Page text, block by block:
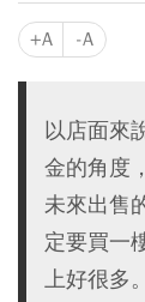
+A -A
以店面來
金的角度
未來出售
定要買一
上好很多。